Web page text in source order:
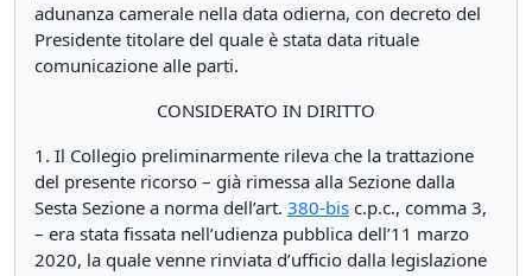
adunanza camerale nella data odierna, con decreto del
Presidente titolare del quale è stata data rituale
comunicazione alle parti.
CONSIDERATO IN DIRITTO
1. Il Collegio preliminarmente rileva che la trattazione
del presente ricorso – già rimessa alla Sezione dalla
Sesta Sezione a norma dell’art. 380-bis c.p.c., comma 3,
– era stata fissata nell’udienza pubblica dell’11 marzo
2020, la quale venne rinviata d’ufficio dalla legislazione